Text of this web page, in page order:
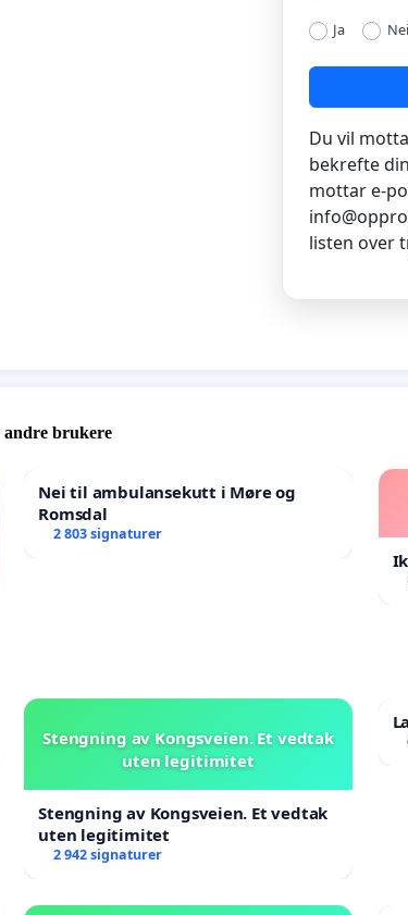
Ja Nei
Du vil
bekrefte
mottar e-
listen over
brukere
Nei til ambulansekutt i Møre og
Romsdal
2 803 signaturer
Stengning av Kongsveien. Et vedtak
uten legitimitet
Stengning av Kongsveien. Et vedtak
uten legitimitet
2 942 signaturer